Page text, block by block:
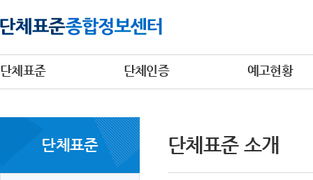
단체표준 단체인증 예고현황
단체표준 단체표준 소개